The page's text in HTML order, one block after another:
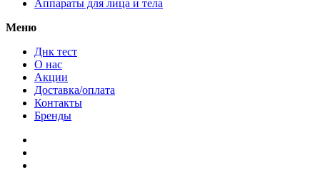
Аппараты для лица и тела
Меню
Днк тест
О нас
Акции
Доставка/оплата
Контакты
Бренды